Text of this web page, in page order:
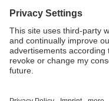
2014
...